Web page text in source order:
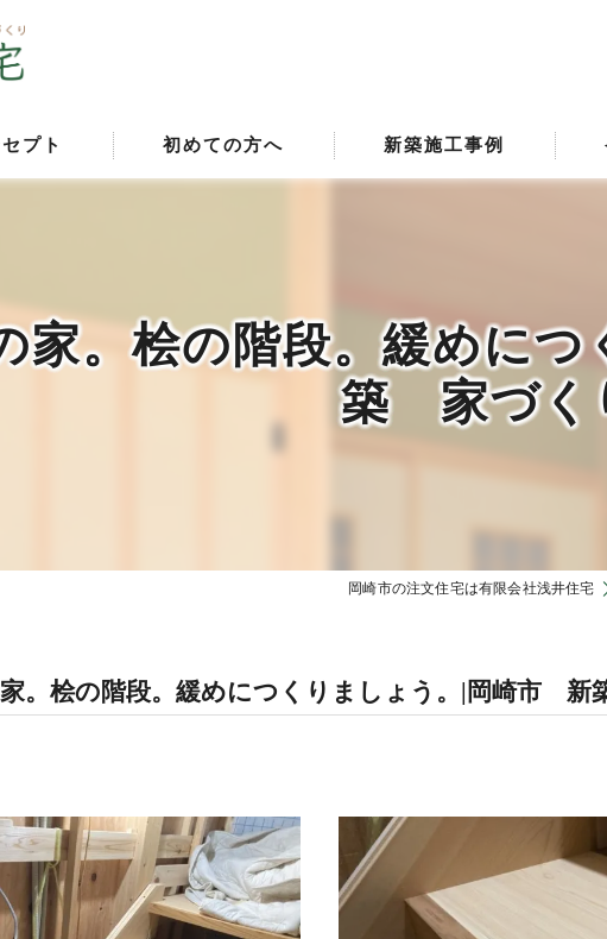
プト 初めての方へ 新築施工事例
家。桧の階段。緩めに
築 家づく
岡崎市の注文住宅は有限会社浅井住宅
。桧の階段。緩めにつくりましょう。|岡崎市